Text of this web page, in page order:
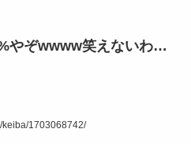
やぞwwww笑えないわ…
keiba/1703068742/